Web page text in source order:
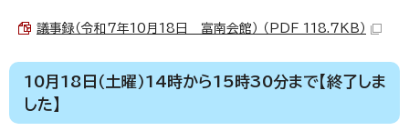
議事録（令和7年10月18日 富南会館） （PDF 118.7KB）
10月18日（土曜）14時から15時30分まで【終了しま
した】